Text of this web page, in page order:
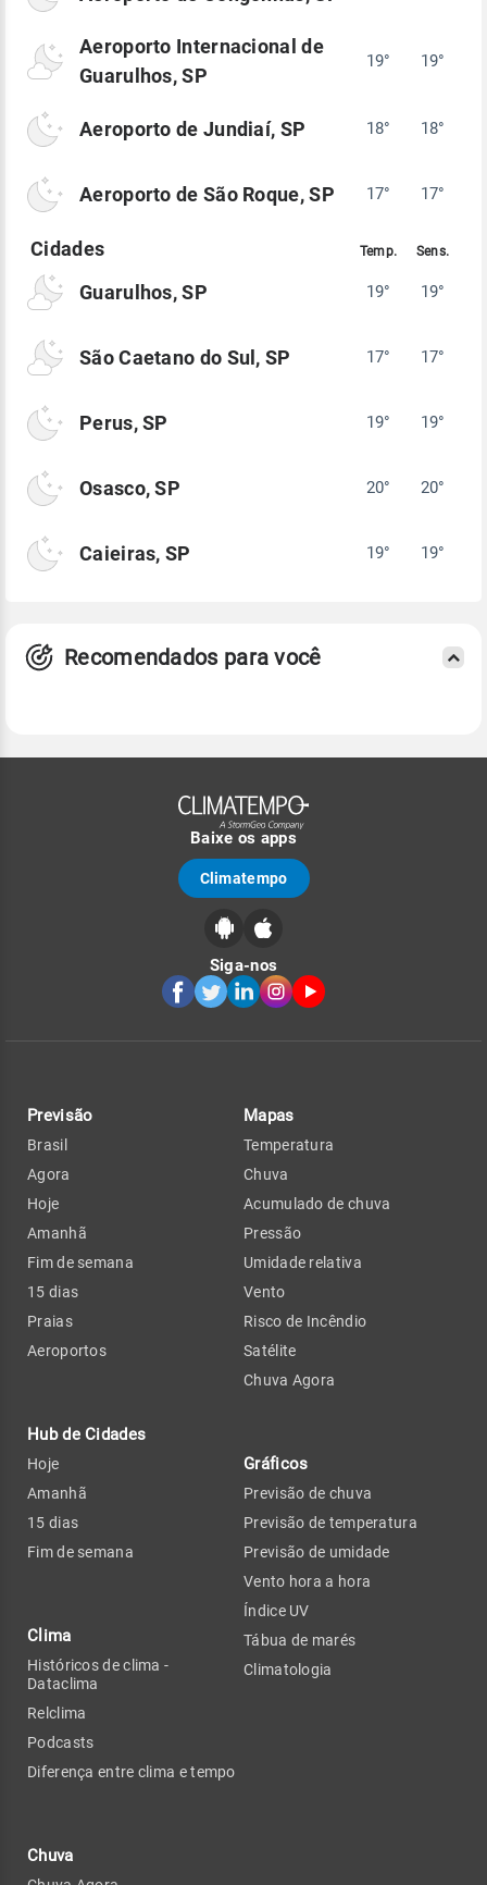
Aeroporto Internacional de
Guarulhos, SP
19° 19°
Aeroporto de Jundiaí, SP 18° 18°
Aeroporto de São Roque, SP 17° 17°
Guarulhos, SP 19° 19°
São Caetano do Sul, SP 17° 17°
Perus, SP 19° 19°
Osasco, SP 20° 20°
Caieiras, SP 19° 19°
Recomendados para você
Baixe os apps
Climatempo
Siga-nos
Previsão
Brasil
Agora
Hoje
Amanhã
Fim de semana
15 dias
Praias
Aeroportos
Hub de Cidades
Hoje
Amanhã
15 dias
Fim de semana
Clima
Históricos de clima -
Dataclima
Relclima
Podcasts
Diferença entre clima e tempo
Chuva
Mapas
Temperatura
Chuva
Acumulado de chuva
Pressão
Umidade relativa
Vento
Risco de Incêndio
Satélite
Chuva Agora
Gráficos
Previsão de chuva
Previsão de temperatura
Previsão de umidade
Vento hora a hora
Índice UV
Tábua de marés
Climatologia